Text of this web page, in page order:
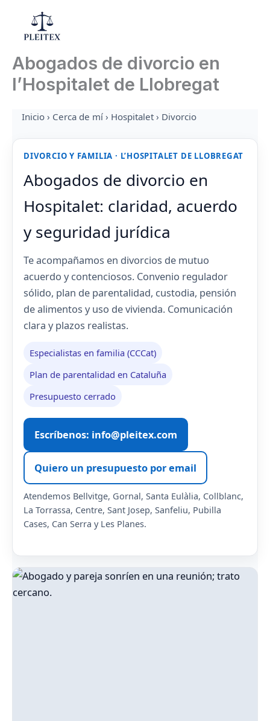
contenido
Abogados de divorcio en
l’Hospitalet de Llobregat
Inicio › Cerca de mí › Hospitalet › Divorcio
DIVORCIO Y FAMILIA · L’HOSPITALET DE LLOBREGAT
Abogados de divorcio en
Hospitalet: claridad, acuerdo
y seguridad jurídica
Te acompañamos en divorcios de mutuo
acuerdo y contenciosos. Convenio regulador
sólido, plan de parentalidad, custodia, pensión
de alimentos y uso de vivienda. Comunicación
clara y plazos realistas.
Especialistas en familia (CCCat)
Plan de parentalidad en Cataluña
Presupuesto cerrado
Escríbenos: info@pleitex.com
Quiero un presupuesto por email
Atendemos Bellvitge, Gornal, Santa Eulàlia, Collblanc,
La Torrassa, Centre, Sant Josep, Sanfeliu, Pubilla
Cases, Can Serra y Les Planes.